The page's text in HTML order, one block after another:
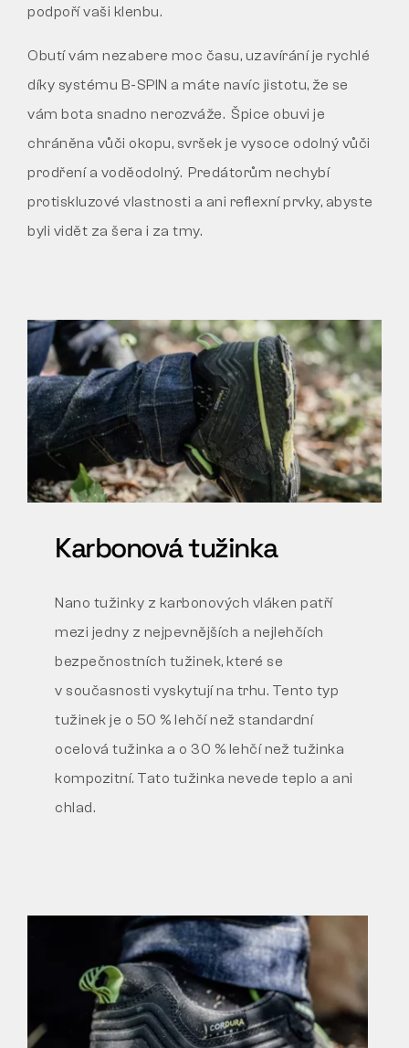
podpoří vaši klenbu.
Obutí vám nezabere moc času, uzavírání je rychlé
díky systému B-SPIN a máte navíc jistotu, že se
vám bota snadno nerozváže. Špice obuvi je
chráněna vůči okopu, svršek je vysoce odolný vůči
prodření a voděodolný. Predátorům nechybí
protiskluzové vlastnosti a ani reflexní prvky, abyste
byli vidět za šera i za tmy.
Karbonová tužinka
Nano tužinky z karbonových vláken patří
mezi jedny z nejpevnějších a nejlehčích
bezpečnostních tužinek, které se
v současnosti vyskytují na trhu. Tento typ
tužinek je o 50 % lehčínež standardní
ocelová tužinka a o 30 % lehčí než tužinka
kompozitní. Tato tužinka nevede teplo a ani
chlad.